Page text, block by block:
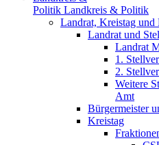
Politik Landkreis & Politik
Landrat, Kreistag und
Landrat und
Landrat
1.
2.
Weitere
Amt
Bürgermeister
Kreistag